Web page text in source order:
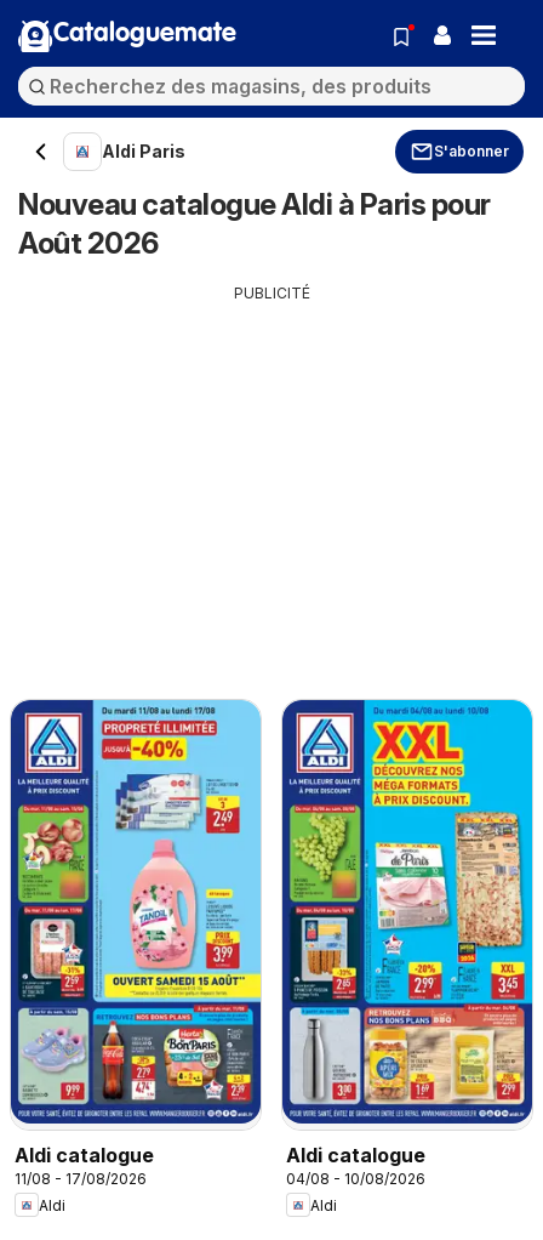
Cataloguemate
Aldi Paris S'abonner
Nouveau catalogue Aldi à Paris pour
Août 2026
PUBLICITÉ
Aldi catalogue
11/08 - 17/08/2026
Aldi
Aldi catalogue
04/08 - 10/08/2026
Aldi